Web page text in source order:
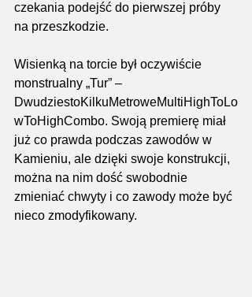
czekania podejść do pierwszej próby
na przeszkodzie.
Wisienką na torcie był oczywiście
monstrualny „Tur” –
DwudziestoKilkuMetroweMultiHighToLo
wToHighCombo. Swoją premierę miał
już co prawda podczas zawodów w
Kamieniu, ale dzięki swoje konstrukcji,
można na nim dość swobodnie
zmieniać chwyty i co zawody może być
nieco zmodyfikowany.